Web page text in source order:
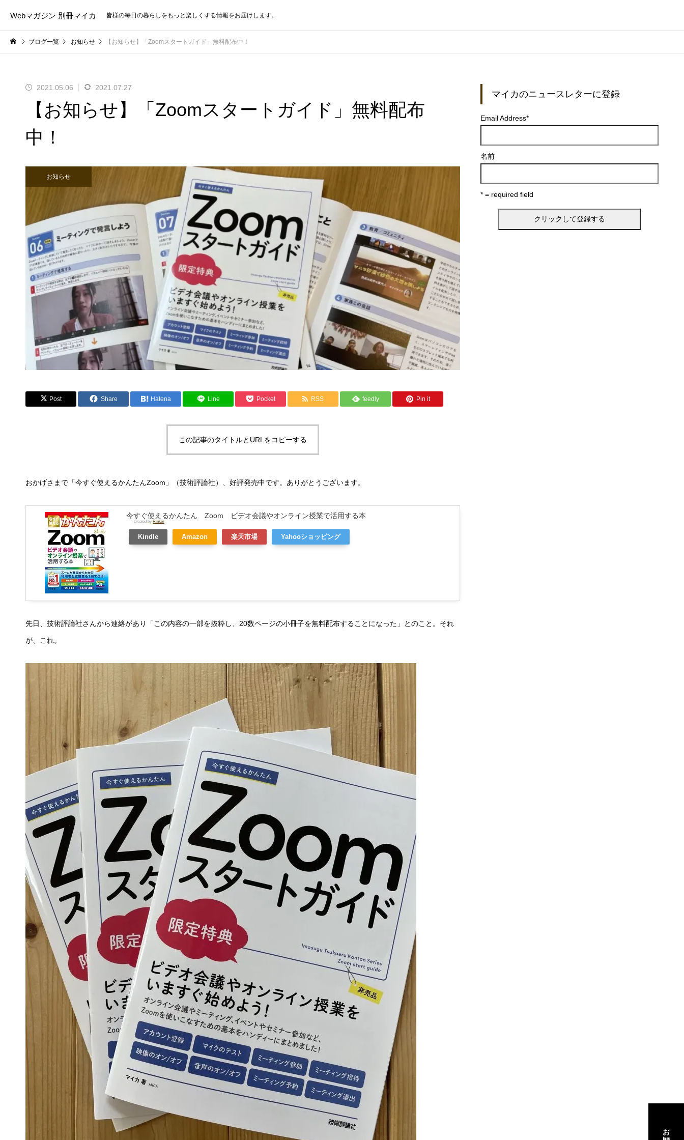
Webマガジン 別冊マイカ 皆様の毎日の暮らしをもっと楽しくする情報をお届けします。
ブログ一覧 お知らせ 【お知らせ】「Zoomスタートガイド」無料配布中！
2021.05.06 2021.07.27
【お知らせ】「Zoomスタートガイド」無料配布
中！
お知らせ
Post Share Hatena Line Pocket RSS feedly Pin it
この記事のタイトルとURLをコピーする
おかげさまで「今すぐ使えるかんたんZoom」（技術評論社）、好評発売中です。ありがとうございます。
今すぐ使えるかんたん Zoom ビデオ会議やオンライン授業で活用する本
created by Rinker
Kindle Amazon 楽天市場 Yahooショッピング
先日、技術評論社さんから連絡があり「この内容の一部を抜粋し、20数ページの小冊子を無料配布することになった」とのこと。それ
が、これ。
マイカのニュースレターに登録
Email Address*
名前
* = required field